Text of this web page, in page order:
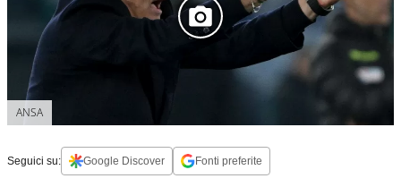
ANSA
Seguici su: Google Discover Fonti preferite